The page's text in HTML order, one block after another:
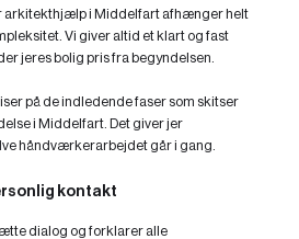
arkitekthjælp i Middelfart afhænger helt
Vi giver altid et klart og fast
jeres bolig pris fra begyndelsen.
på de indledende faser som skitser
i Middelfart. Det giver jer
håndværkerarbejdet går i gang.
kontakt
dialog og forklarer alle